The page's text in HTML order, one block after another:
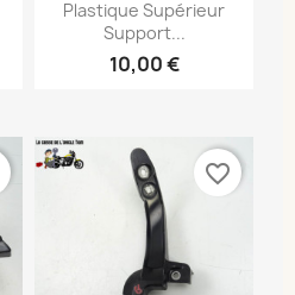
Plastique Supérieur
Support...
10,00 €
favorite_border